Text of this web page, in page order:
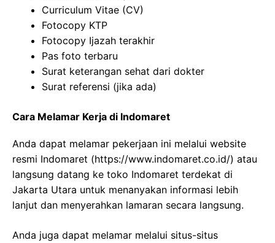
Curriculum Vitae (CV)
Fotocopy KTP
Fotocopy Ijazah terakhir
Pas foto terbaru
Surat keterangan sehat dari dokter
Surat referensi (jika ada)
Cara Melamar Kerja di Indomaret
Anda dapat melamar pekerjaan ini melalui website
resmi Indomaret (https://www.indomaret.co.id/) atau
langsung datang ke toko Indomaret terdekat di
Jakarta Utara untuk menanyakan informasi lebih
lanjut dan menyerahkan lamaran secara langsung.
Anda juga dapat melamar melalui situs-situs